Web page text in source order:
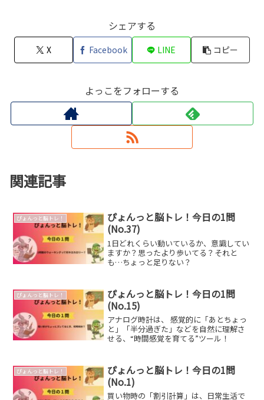
シェアする
X Facebook LINE コピー
よっこをフォローする
関連記事
ぴょんっと脳トレ！
ぴょんっと脳トレ！今日の1問
(No.37)
1日どれくらい動いているか、意識してい
ますか？思ったより歩いてる？それと
も…ちょっと足りない？
ぴょんっと脳トレ！
ぴょんっと脳トレ！今日の1問
(No.15)
アナログ時計は、 感覚的に「あとちょっ
と」「半分過ぎた」などを自然に理解さ
せる、“時間感覚を育てる”ツール！
ぴょんっと脳トレ！
ぴょんっと脳トレ！今日の1問
(No.1)
買い物時の「割引計算」は、日常生活で